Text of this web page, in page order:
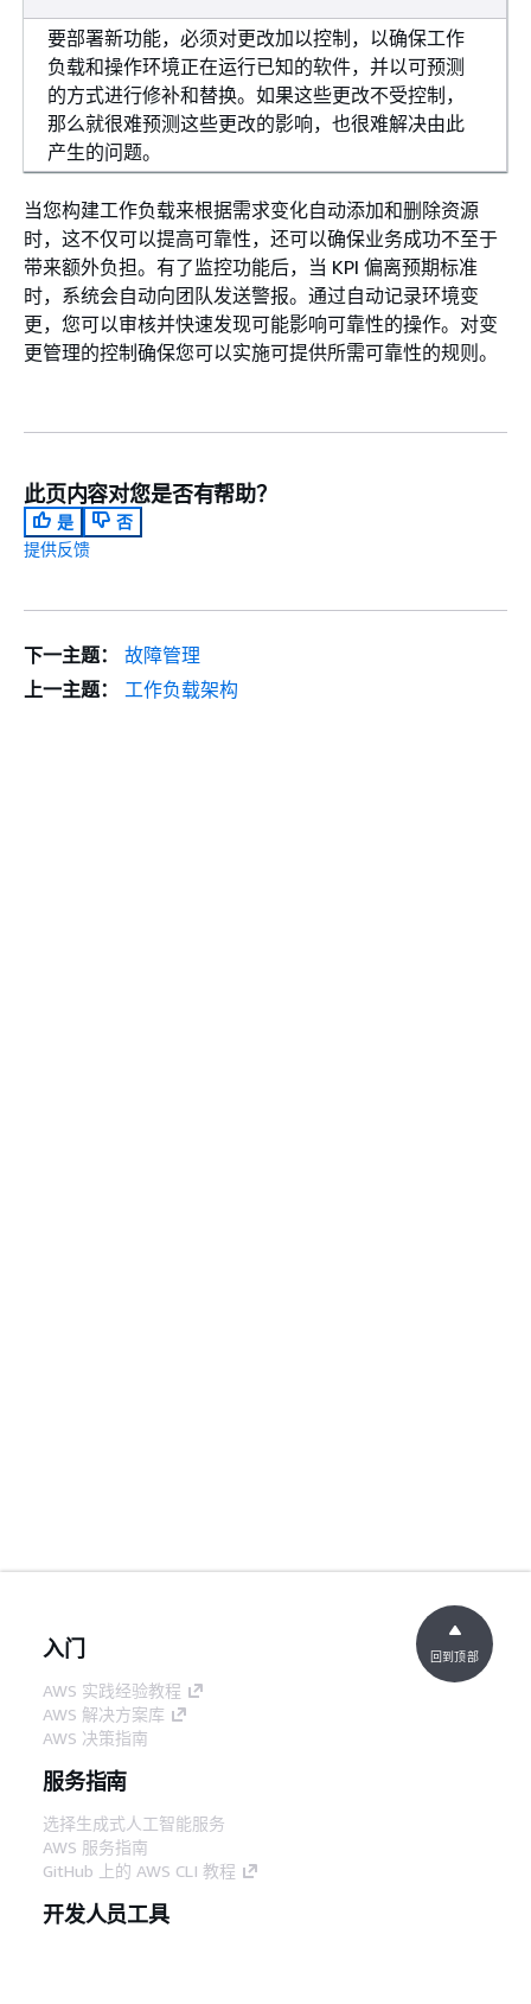
要部署新功能，必须对更改加以控制，以确保工作
负载和操作环境正在运行已知的软件，并以可预测
的方式进行修补和替换。如果这些更改不受控制，
那么就很难预测这些更改的影响，也很难解决由此
产生的问题。
当您构建工作负载来根据需求变化自动添加和删除资源
时，这不仅可以提高可靠性，还可以确保业务成功不至于
带来额外负担。有了监控功能后，当 KPI 偏离预期标准
时，系统会自动向团队发送警报。通过自动记录环境变
更，您可以审核并快速发现可能影响可靠性的操作。对变
更管理的控制确保您可以实施可提供所需可靠性的规则。
此页内容对您是否有帮助？
是
否
提供反馈
下一主题：
故障管理
上一主题：
工作负载架构
入门
AWS 实践经验教程
AWS 解决方案库
AWS 决策指南
服务指南
选择生成式人工智能服务
AWS 服务指南
GitHub 上的 AWS CLI 教程
开发人员工具
回到顶部